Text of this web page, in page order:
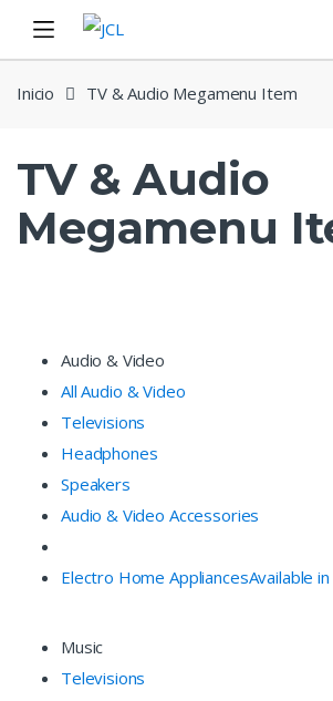
Inicio TV & Audio Megamenu Item
TV & Audio
Megamenu
Audio & Video
All Audio & Video
Televisions
Headphones
Speakers
Audio & Video Accessories
Electro Home AppliancesAvailable
Music
Televisions